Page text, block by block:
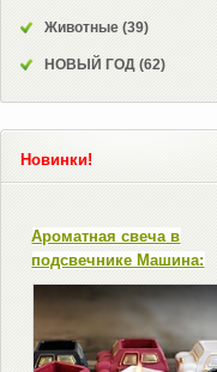
Животные (39)
НОВЫЙ ГОД (62)
Новинки!
Ароматная свеча в
подсвечнике Машина: